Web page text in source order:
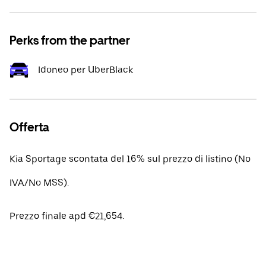
Perks from the partner
Idoneo per UberBlack
Offerta
Kia Sportage scontata del 16% sul prezzo di listino (No
IVA/No MSS).
Prezzo finale apd €21,654.